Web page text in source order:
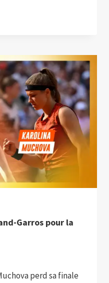
Garros pour la
perd sa finale